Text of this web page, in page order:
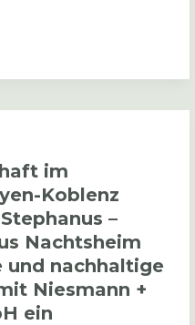
im
Koblenz
–
Nachtsheim
nachhaltige
Niesmann +
ein